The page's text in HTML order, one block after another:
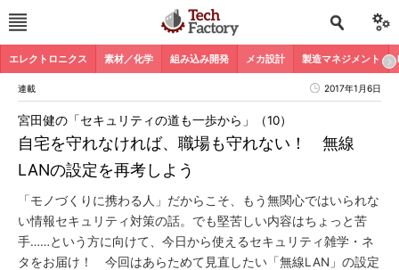
エレクトロニクス 素材／化学 組み込み開発 メカ設計 製造マネジメント
連載 2017年1月6日
自宅を守れなければ、職場も守れない！ 無線
LANの設定を再考しよう
宮田健の「セキュリティの道も一歩から」（10）
「モノづくりに携わる人」だからこそ、もう無関心ではいられな
い情報セキュリティ対策の話。でも堅苦しい内容はちょっと苦
手……という方に向けて、今日から使えるセキュリティ雑学・ネ
タをお届け！ 今回はあらためて見直したい「無線LAN」の設定